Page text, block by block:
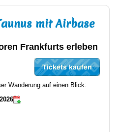
mit Airbase
Frankfurts erleben
Wanderung auf einen Blick: